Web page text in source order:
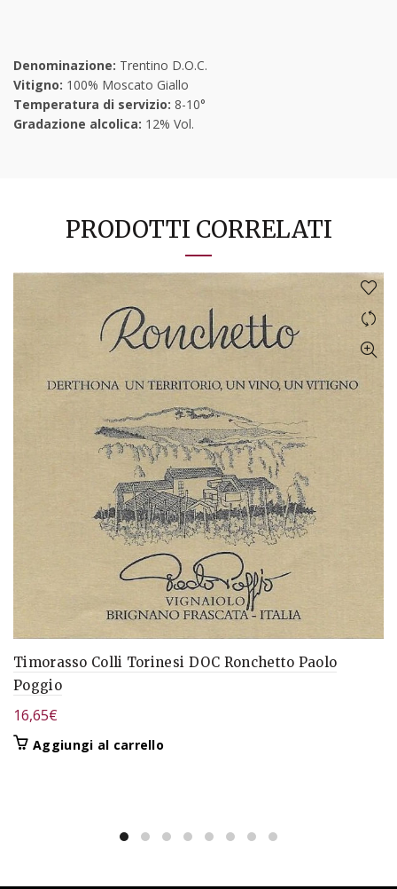
Denominazione: Trentino D.O.C.
Vitigno: 100% Moscato Giallo
Temperatura di servizio: 8-10°
Gradazione alcolica: 12% Vol.
PRODOTTI CORRELATI
Timorasso Colli Torinesi DOC Ronchetto Paolo
Poggio
16,65€
Aggiungi al carrello